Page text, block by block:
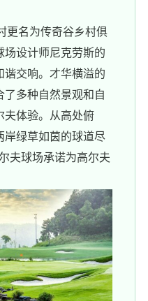
更名为传奇谷乡村俱
场设计师尼克劳斯的
谐交响。才华横溢的
多种自然景观和自
夫体验。从高处俯
岸绿草如茵的球道尽
夫球场承诺为高尔夫